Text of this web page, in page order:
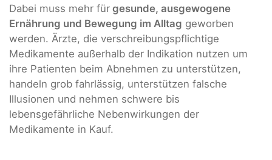
Dabei muss mehr für gesunde, ausgewogene
Ernährung und Bewegung im Alltag geworben
werden. Ärzte, die verschreibungspflichtige
Medikamente außerhalb der Indikation nutzen um
ihre Patienten beim Abnehmen zu unterstützen,
handeln grob fahrlässig, unterstützen falsche
Illusionen und nehmen schwere bis
lebensgefährliche Nebenwirkungen der
Medikamente in Kauf.